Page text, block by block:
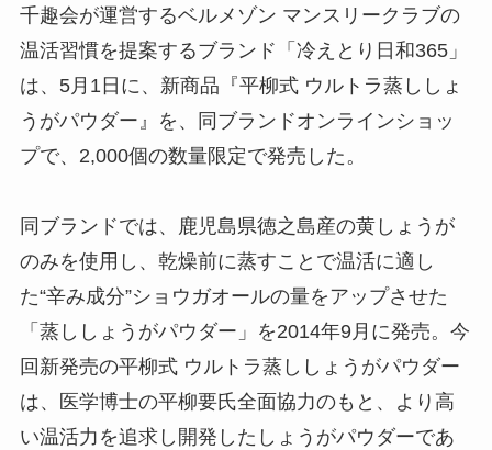
千趣会が運営するベルメゾン マンスリークラブの
温活習慣を提案するブランド「冷えとり日和365」
は、5月1日に、新商品『平柳式 ウルトラ蒸ししょ
うがパウダー』を、同ブランドオンラインショッ
プで、2,000個の数量限定で発売した。
同ブランドでは、鹿児島県徳之島産の黄しょうが
のみを使用し、乾燥前に蒸すことで温活に適し
た“辛み成分”ショウガオールの量をアップさせた
「蒸ししょうがパウダー」を2014年9月に発売。今
回新発売の平柳式 ウルトラ蒸ししょうがパウダー
は、医学博士の平柳要氏全面協力のもと、より高
い温活力を追求し開発したしょうがパウダーであ